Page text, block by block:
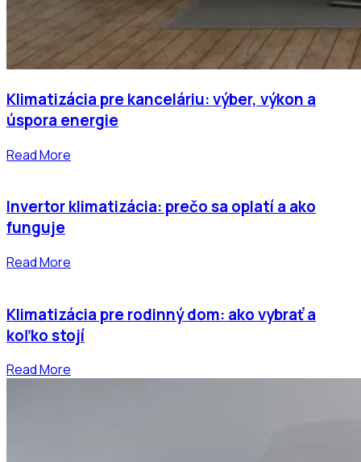
Klimatizácia pre kanceláriu: výber, výkon a
úspora energie
Read More
Invertor klimatizácia: prečo sa oplatí a ako
funguje
Read More
Klimatizácia pre rodinný dom: ako vybrať a
koľko stojí
Read More